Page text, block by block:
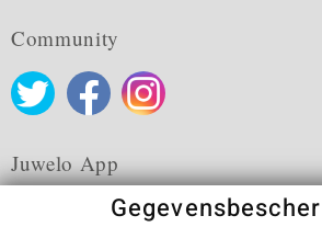
Community
Juwelo App